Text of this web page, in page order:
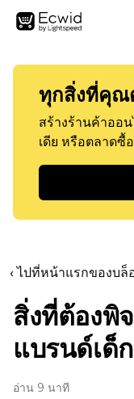
ทุกสิ่งที่คุณ
สร้างร้านค้าออ
เดีย หรือตลาดซื้
‹ ไปที่หน้าแรกของบล็
สิ่งที่ต้องพิ
แบรนด์เด็ก
อ่าน 9 นาที